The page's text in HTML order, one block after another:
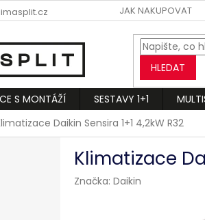
JAK NAKUPOVAT
HLEDAT
S MONTÁŽÍ SESTAVY 1+1
Daikin Sensira 1+1 4,2kW R32
Klimatizace
Značka: Daikin